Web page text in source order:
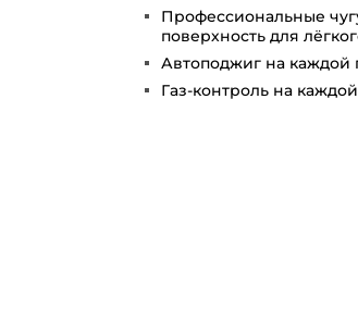
Профессиональные
поверхность для
Автоподжиг на каждой
Газ-контроль на